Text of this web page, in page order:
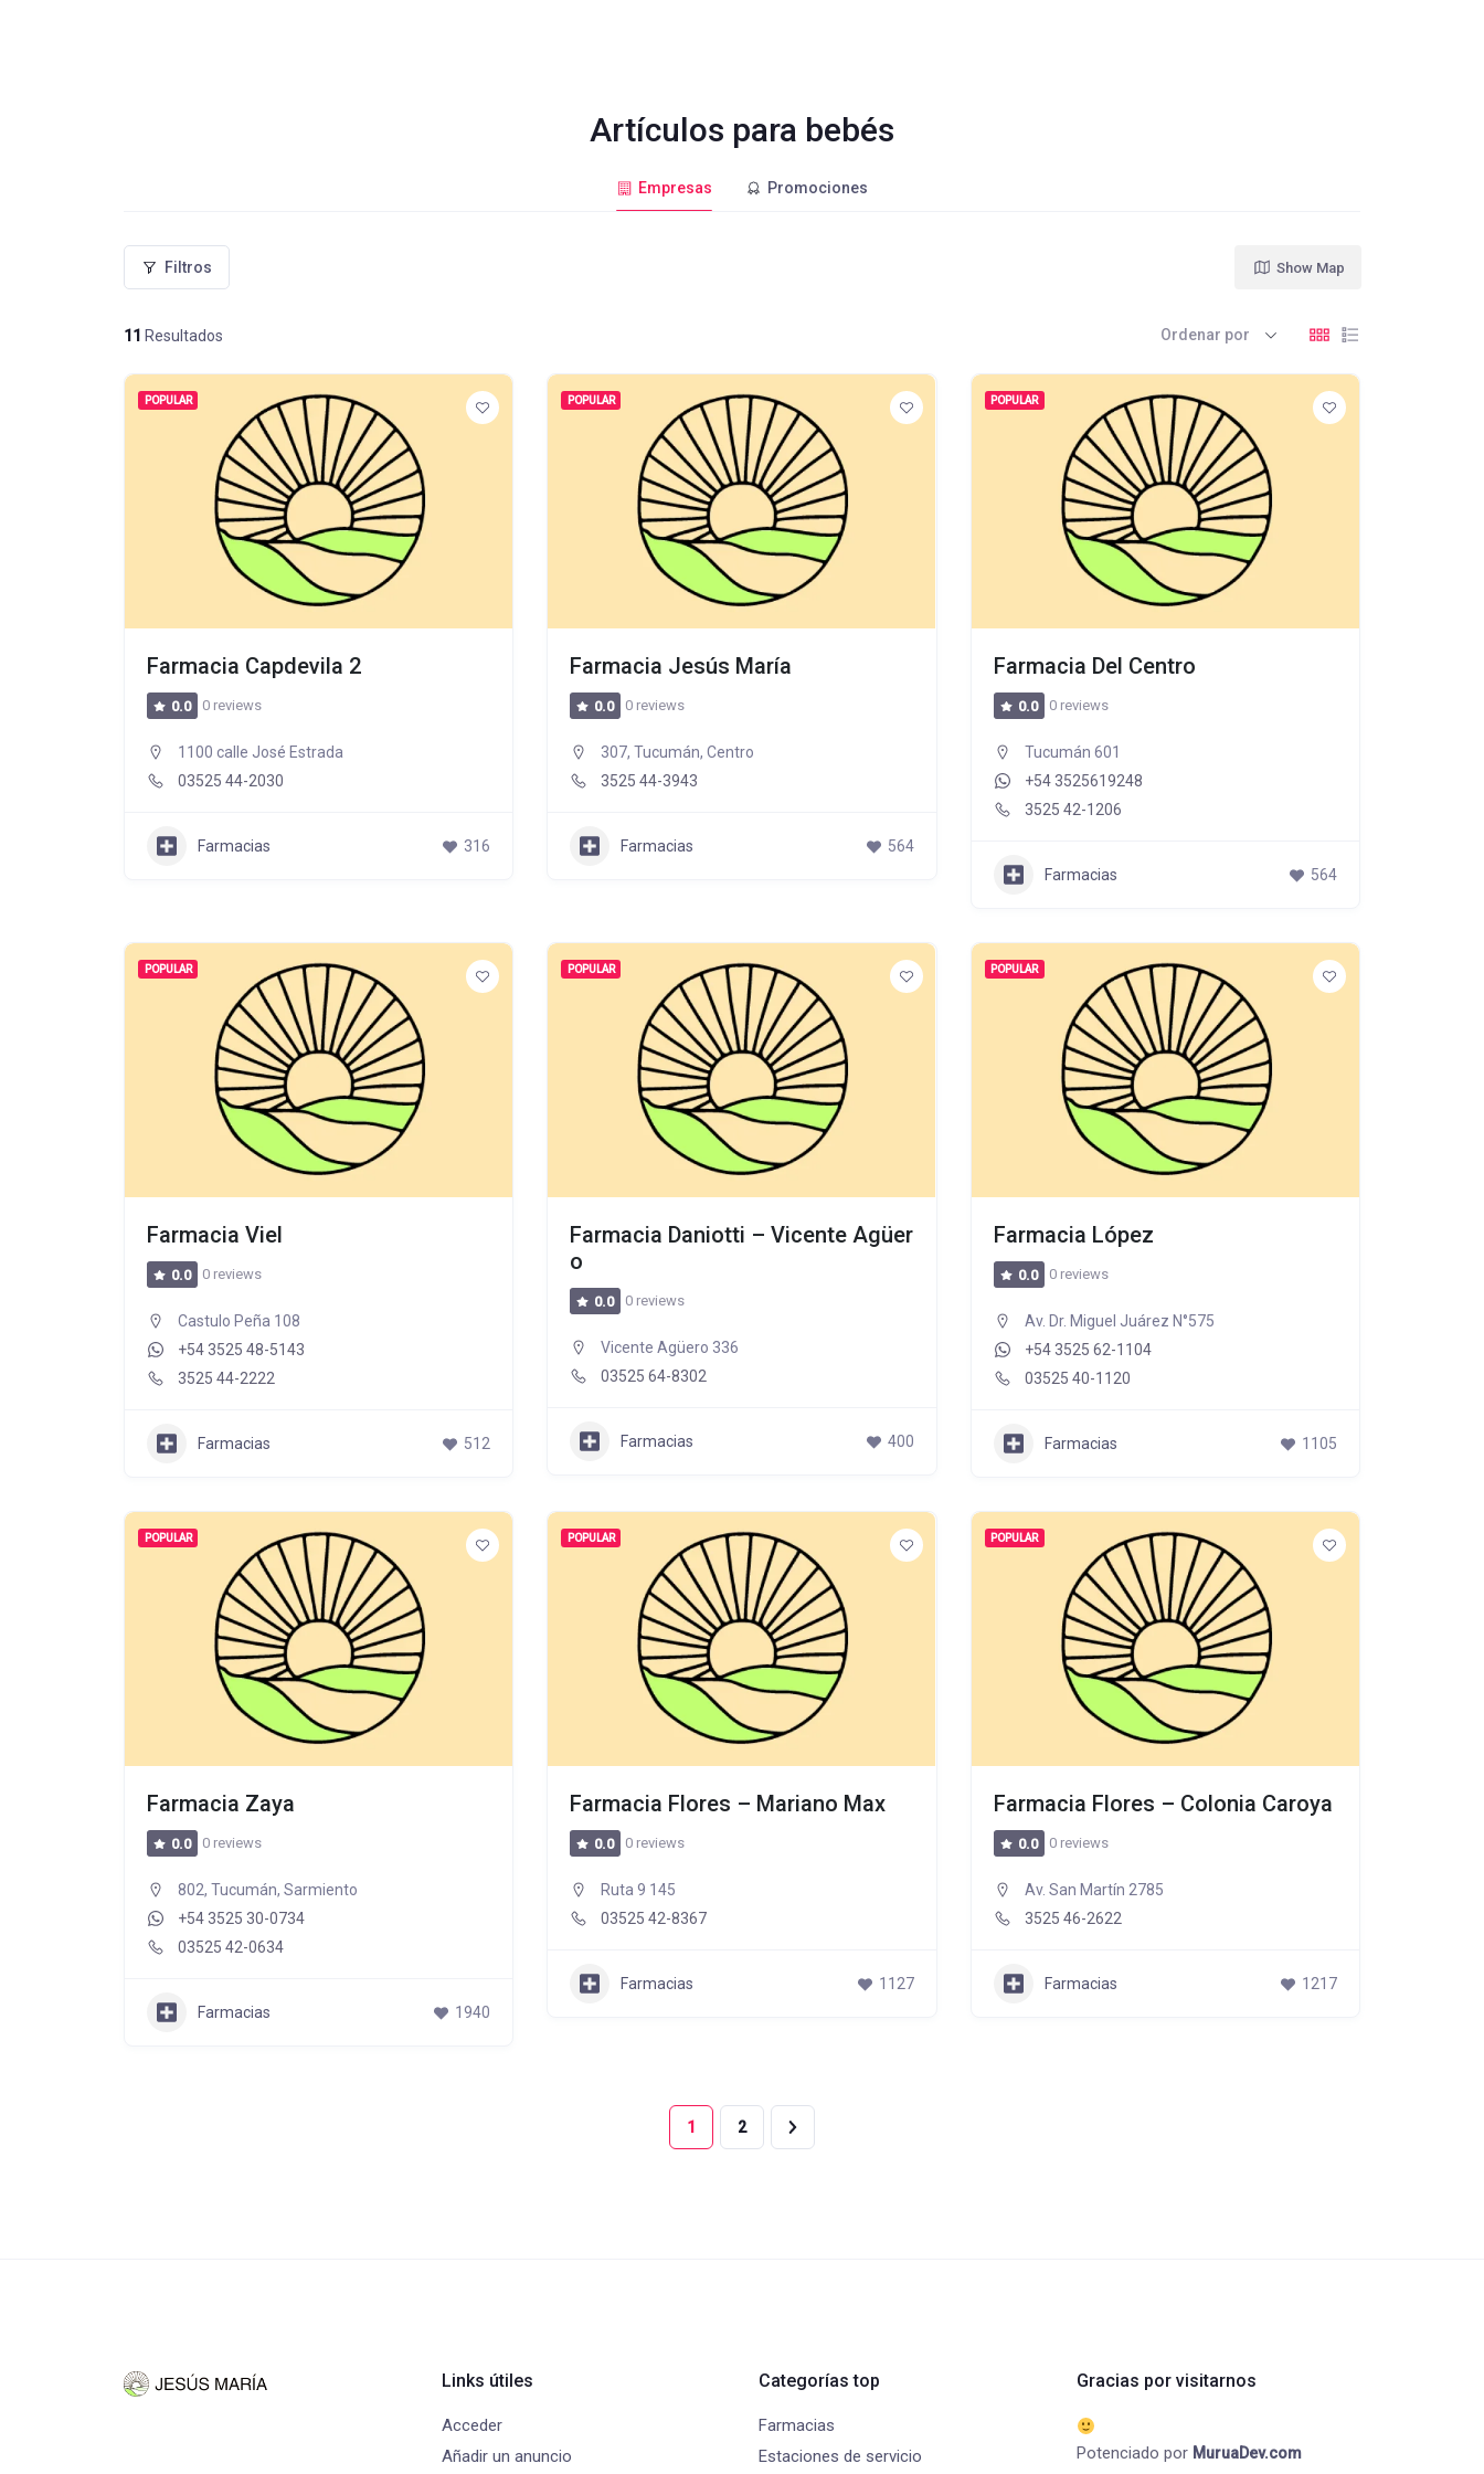
Artículos para bebés
Empresas Promociones
Filtros
11 Resultados
Show Map
Ordenar por
POPULAR
Farmacia Capdevila 2
0.0 0 reviews
1100 calle José Estrada
03525 44-2030
Farmacias 316
POPULAR
Farmacia Jesús María
0.0 0 reviews
307, Tucumán, Centro
3525 44-3943
Farmacias 564
POPULAR
Farmacia Del Centro
0.0 0 reviews
Tucumán 601
+54 3525619248
3525 42-1206
Farmacias 564
POPULAR
Farmacia Viel
0.0 0 reviews
Castulo Peña 108
+54 3525 48-5143
3525 44-2222
Farmacias 512
POPULAR
Farmacia Daniotti – Vicente Agüer
o
0.0 0 reviews
Vicente Agüero 336
03525 64-8302
Farmacias 400
POPULAR
Farmacia López
0.0 0 reviews
Av. Dr. Miguel Juárez N°575
+54 3525 62-1104
03525 40-1120
Farmacias 1105
POPULAR
Farmacia Zaya
0.0 0 reviews
802, Tucumán, Sarmiento
+54 3525 30-0734
03525 42-0634
Farmacias 1940
POPULAR
Farmacia Flores – Mariano Max
0.0 0 reviews
Ruta 9 145
03525 42-8367
Farmacias 1127
POPULAR
Farmacia Flores – Colonia Caroya
0.0 0 reviews
Av. San Martín 2785
3525 46-2622
Farmacias 1217
1 2
Links útiles
Acceder
Añadir un anuncio
Categorías top
Farmacias
Estaciones de servicio
Gracias por visitarnos
Potenciado por MuruaDev.com